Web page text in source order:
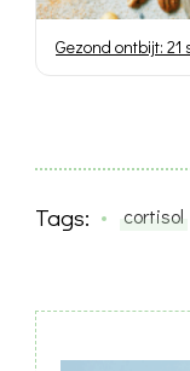
Gezond ontbijt: 21
Tags: cortisol